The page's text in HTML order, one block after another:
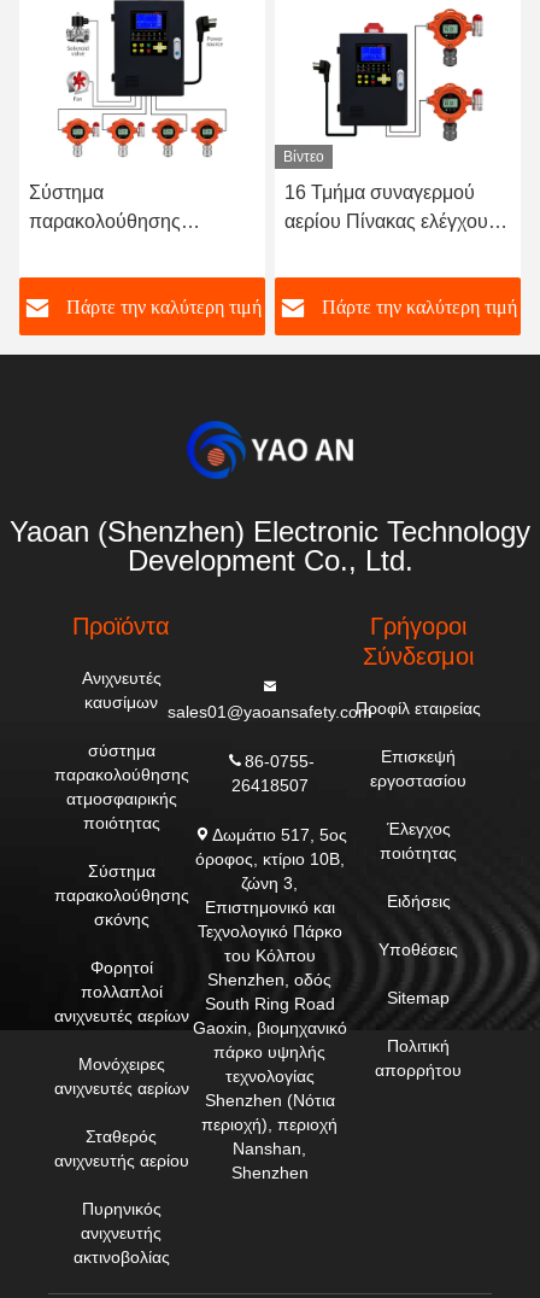
Ανιχνευτής
σταθερός
καλύτερη τιμή
Βίντεο
16 Τμήμα συναγερμού
αερίου Πίνακας ελέγχου
καυσίμων και τοξικών
αερίωνΠάρτε την καλύτερη τιμή
Μόνιμο
ανίχνευσης
ελεγκτή
αερίου
Πάρτε την
Yaoan (Shenzhen) Electronic Technology
Development Co., Ltd.
Προϊόντα
Ανιχνευτές
καυσίμων
σύστημα
παρακολούθησης
ατμοσφαιρικής
ποιότητας
Σύστημα
παρακολούθησης
σκόνης
Φορητοί
πολλαπλοί
ανιχνευτές αερίων
Μονόχειρες
ανιχνευτές αερίων
Σταθερός
ανιχνευτής αερίου
Πυρηνικός
ανιχνευτής
ακτινοβολίας
sales01@yaoansafety.com
86-0755-
26418507
Δωμάτιο 517, 5ος
όροφος, κτίριο 10Β,
ζώνη 3,
Επιστημονικό και
Τεχνολογικό Πάρκο
του Κόλπου
Shenzhen, οδός
South Ring Road
Gaoxin, βιομηχανικό
πάρκο υψηλής
τεχνολογίας
Shenzhen (Νότια
περιοχή), περιοχή
Nanshan,
Shenzhen
Γρήγοροι
Σύνδεσμοι
Προφίλ εταιρείας
Επισκεψή
εργοστασίου
Έλεγχος
ποιότητας
Ειδήσεις
Υποθέσεις
Sitemap
Πολιτική
απορρήτου